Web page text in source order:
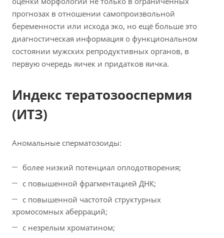
прогнозах в отношении самопроизвольной
беременности или исхода эко, но ещё больше это
диагностическая информация о функциональном
состоянии мужских репродуктивных органов, в
первую очередь яичек и придатков яичка.
Индекс тератозооспермия
(ИТЗ)
Аномальные сперматозоиды:
более низкий потенциал оплодотворения;
с повышенной фрагментацией ДНК;
с повышенной частотой структурных
хромосомных аберраций;
с незрелым хроматином;